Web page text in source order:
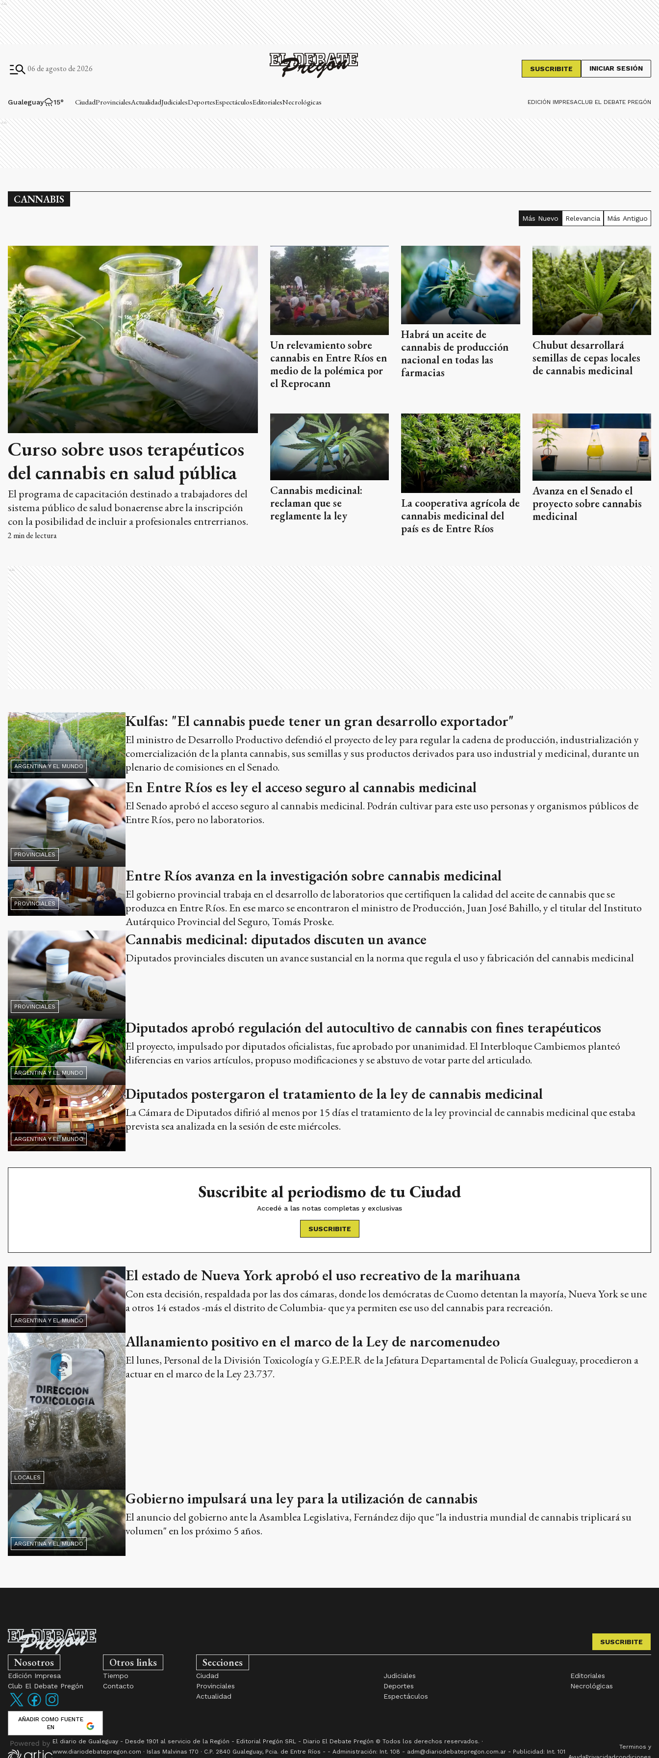
Ads
06 de agosto de 2026 SUSCRIBITE INICIAR SESIÓN
Gualeguay 15° CiudadProvincialesActualidadJudicialesDeportesEspectáculosEditorialesNecrológicas EDICIÓN IMPRESACLUB EL DEBATE PREGÓN
Ads
CANNABIS
Más Nuevo Relevancia Más Antiguo
Curso sobre usos terapéuticos
del cannabis en salud pública
El programa de capacitación destinado a trabajadores del
sistema público de salud bonaerense abre la inscripción
con la posibilidad de incluir a profesionales entrerrianos.
2 min de lectura
Un relevamiento sobre
cannabis en Entre Ríos en
medio de la polémica por
el Reprocann
Habrá un aceite de
cannabis de producción
nacional en todas las
farmacias
Chubut desarrollará
semillas de cepas locales
de cannabis medicinal
Cannabis medicinal:
reclaman que se
reglamente la ley
La cooperativa agrícola de
cannabis medicinal del
país es de Entre Ríos
Avanza en el Senado el
proyecto sobre cannabis
medicinal
Ads
ARGENTINA Y EL MUNDO
Kulfas: "El cannabis puede tener un gran desarrollo exportador"
El ministro de Desarrollo Productivo defendió el proyecto de ley para regular la cadena de producción, industrialización y
comercialización de la planta cannabis, sus semillas y sus productos derivados para uso industrial y medicinal, durante un
plenario de comisiones en el Senado.
PROVINCIALES
En Entre Ríos es ley el acceso seguro al cannabis medicinal
El Senado aprobó el acceso seguro al cannabis medicinal. Podrán cultivar para este uso personas y organismos públicos de
Entre Ríos, pero no laboratorios.
PROVINCIALES
Entre Ríos avanza en la investigación sobre cannabis medicinal
El gobierno provincial trabaja en el desarrollo de laboratorios que certifiquen la calidad del aceite de cannabis que se
produzca en Entre Ríos. En ese marco se encontraron el ministro de Producción, Juan José Bahillo, y el titular del Instituto
Autárquico Provincial del Seguro, Tomás Proske.
PROVINCIALES
Cannabis medicinal: diputados discuten un avance
Diputados provinciales discuten un avance sustancial en la norma que regula el uso y fabricación del cannabis medicinal
ARGENTINA Y EL MUNDO
Diputados aprobó regulación del autocultivo de cannabis con fines terapéuticos
El proyecto, impulsado por diputados oficialistas, fue aprobado por unanimidad. El Interbloque Cambiemos planteó
diferencias en varios artículos, propuso modificaciones y se abstuvo de votar parte del articulado.
ARGENTINA Y EL MUNDO
Diputados postergaron el tratamiento de la ley de cannabis medicinal
La Cámara de Diputados difirió al menos por 15 días el tratamiento de la ley provincial de cannabis medicinal que estaba
prevista sea analizada en la sesión de este miércoles.
Suscribite al periodismo de tu Ciudad
Accedé a las notas completas y exclusivas
SUSCRIBITE
ARGENTINA Y EL MUNDO
El estado de Nueva York aprobó el uso recreativo de la marihuana
Con esta decisión, respaldada por las dos cámaras, donde los demócratas de Cuomo detentan la mayoría, Nueva York se une
a otros 14 estados -más el distrito de Columbia- que ya permiten ese uso del cannabis para recreación.
LOCALES
Allanamiento positivo en el marco de la Ley de narcomenudeo
El lunes, Personal de la División Toxicología y G.E.P.E.R de la Jefatura Departamental de Policía Gualeguay, procedieron a
actuar en el marco de la Ley 23.737.
ARGENTINA Y EL MUNDO
Gobierno impulsará una ley para la utilización de cannabis
El anuncio del gobierno ante la Asamblea Legislativa, Fernández dijo que "la industria mundial de cannabis triplicará su
volumen" en los próximo 5 años.
SUSCRIBITE
Nosotros
Edición Impresa
Club El Debate Pregón
AÑADIR COMO FUENTE
EN
Otros links
Tiempo
Contacto
Secciones
Ciudad
Provinciales
Actualidad
Judiciales
Deportes
Espectáculos
Editoriales
Necrológicas
El diario de Gualeguay - Desde 1901 al servicio de la Región - Editorial Pregón SRL - Diario El Debate Pregón © Todos los derechos reservados. ·
www.diariodebatepregon.com · Islas Malvinas 170 · C.P. 2840 Gualeguay, Pcia. de Entre Ríos - - Administración: Int. 108 - adm@diariodebatepregon.com.ar - Publicidad: Int. 101
Terminos y